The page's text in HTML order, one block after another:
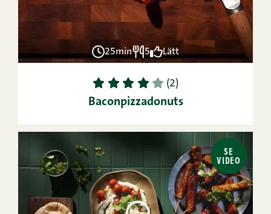
25min 5 Lätt
1 2 3 4 5 (2)
Baconpizzadonuts
SE
VIDEO